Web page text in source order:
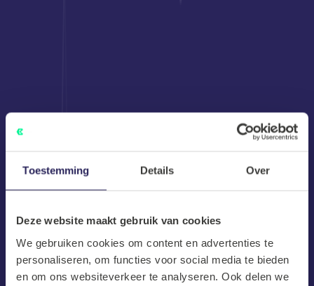
Toestemming Details Over
Deze website maakt gebruik van cookies
We gebruiken cookies om content en advertenties te
personaliseren, om functies voor social media te bieden
en om ons websiteverkeer te analyseren. Ook delen we